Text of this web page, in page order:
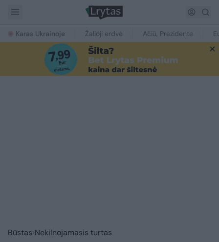
Karas Ukrainoje Žalioji erdvė Ačiū, Prezidente
Būstas Nekilnojamasis turtas